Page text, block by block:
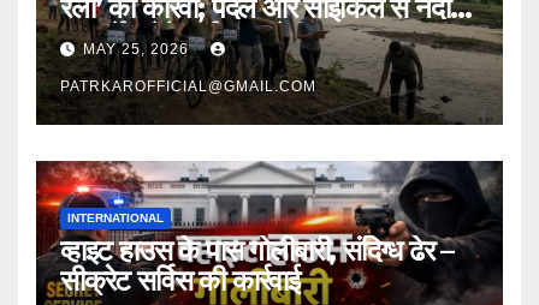
रैली’ का कारवां; पैदल और साइकिल से नदी
का सर्वे करेंगे पर्यावरण प्रेमी
MAY 25, 2026
PATRKAROFFICIAL@GMAIL.COM
INTERNATIONAL
व्हाइट हाउस के पास गोलीबारी, संदिग्ध ढेर –
सीक्रेट सर्विस की कार्रवाई